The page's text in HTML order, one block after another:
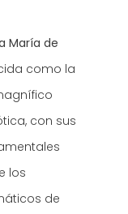
María de
como la
con sus
los
de